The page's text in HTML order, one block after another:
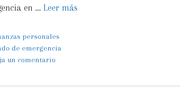
en … Leer más
personales
de emergencia
un comentario